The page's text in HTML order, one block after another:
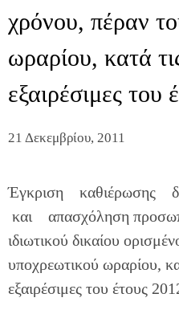
χρόνου, πέραν
ωραρίου, κατά
εξαιρέσιμες του
21 Δεκεμβρίου, 2011
Έγκριση καθιέρωσης
και απασχόληση
ιδιωτικού δικαίου
υποχρεωτικού ωραρίου,
εξαιρέσιμες του έτους